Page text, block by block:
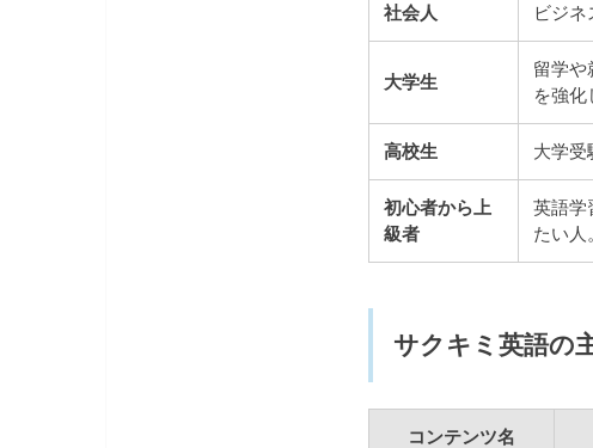
社会人 ビジネ
大学生
留学や
を強化
高校生 大学受
初心者から上
級者
英語学
たい人
サクキミ英語の
コンテンツ名